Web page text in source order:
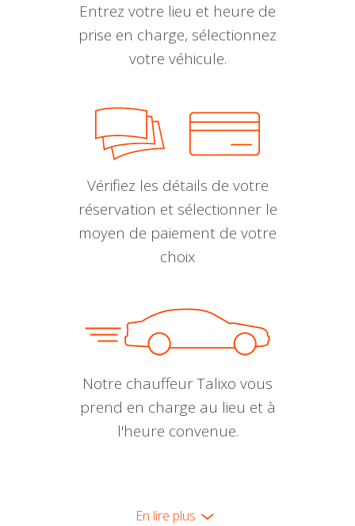
Entrez votre lieu et heure de
prise en charge, sélectionnez
votre véhicule.
Vérifiez les détails de votre
réservation et sélectionner le
moyen de paiement de votre
choix
Notre chauffeur Talixo vous
prend en charge au lieu et à
l'heure convenue.
En lire plus